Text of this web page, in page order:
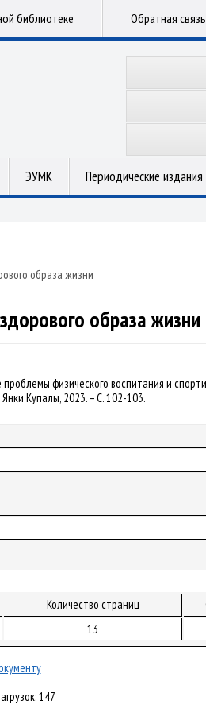
библиотеке Обратная связь
ЭУМК Периодические издания
образа жизни
образа жизни
проблемы физического воспитания и
Янки Купалы, 2023. – С. 102-103.
Количество страниц
13
147